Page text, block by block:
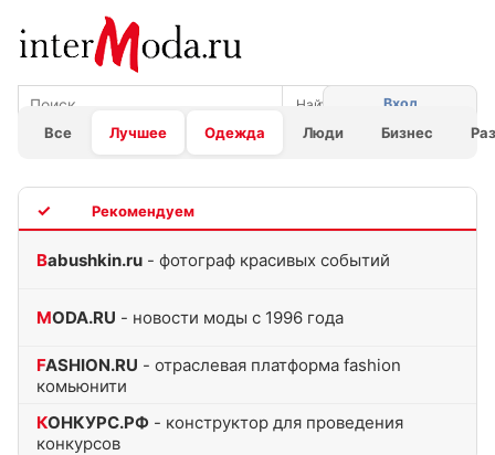
Все Лучшее Одежда Люди Бизнес
Вход
Babushkin.ru - фотограф красивых событий
MODA.RU - новости моды с 1996 года
FASHION.RU - отраслевая платформа fashion
комьюнити
КОНКУРС.РФ - конструктор для проведения
конкурсов